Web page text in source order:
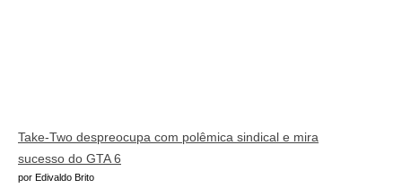
Take-Two despreocupa com polêmica sindical e mira
sucesso do GTA 6
por Edivaldo Brito